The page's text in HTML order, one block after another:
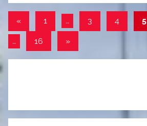
Seitennummerierung
der
Beiträge
«Vorherige
1 … 3 4 5
… 16
Nächste
»